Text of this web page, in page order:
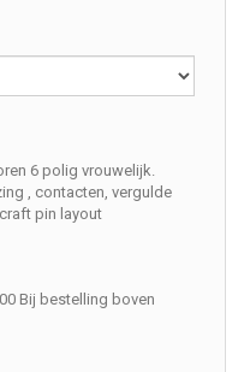
6 polig vrouwelijk.
, contacten, vergulde
pin layout
Bij bestelling boven